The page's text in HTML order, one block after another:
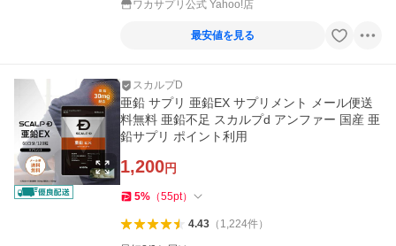
ワカサプリ公式 Yahoo!店
最安値を見る
スカルプD
亜鉛 サプリ 亜鉛EX サプリメント メール便送
料無料 亜鉛不足 スカルプd アンファー 国産 亜
鉛サプリ ポイント利用
1,200円
5% （55pt）
4.43（ 1,224件）